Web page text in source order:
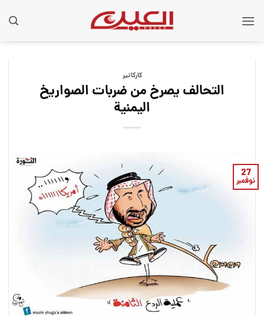
كاركاتير
التحالف يصرخ من ضربات الصواريخ
اليمنية
27
نوفمبر